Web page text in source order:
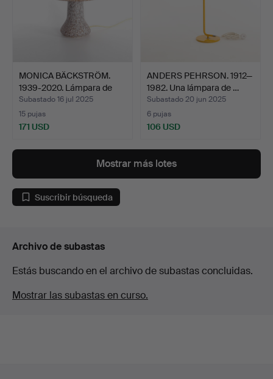
MONICA BÄCKSTRÖM.
1939-2020. Lámpara de
me…
Subastado 16 jul 2025
15 pujas
171 USD
ANDERS PEHRSON. 1912—
1982. Una lámpara de …
Subastado 20 jun 2025
6 pujas
106 USD
Mostrar más lotes
Suscribir búsqueda
Archivo de subastas
Estás buscando en el archivo de subastas concluidas.
Mostrar las subastas en curso.